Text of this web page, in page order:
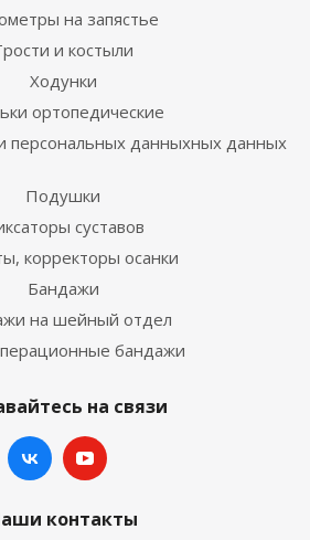
на запястье
и костыли
Ходунки
ортопедические
персональных данныхных данных
Подушки
суставов
корректоры осанки
Бандажи
на шейный отдел
бандажи
на связи
контакты